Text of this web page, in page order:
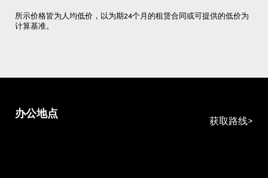
所示价格皆为人均低价，以为期24个月的租赁合同或可提供的低价为
计算基准。
办公地点
获取路线